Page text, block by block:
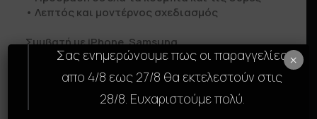
• Λεπτός και μοντέρνος σχεδιασμός
Συμβατή με iPhone, Samsung.
Αναβάθμισε την εμφάνιση και την προστασία
της συσκευής σου με τη SkinCase της GAMS.
Σας ενημερώνουμε πως οι παραγγελίες
απο 4/8 εως 27/8 θα εκτελεστούν στις
28/8. Ευχαριστούμε πολύ.
×